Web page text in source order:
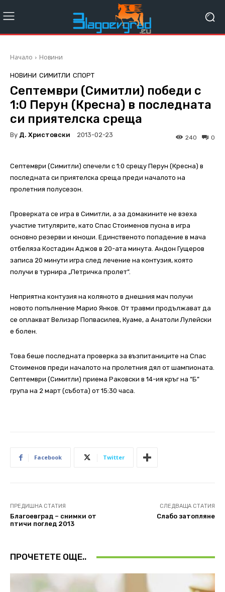
Начало Новини
НОВИНИ СИМИТЛИ СПОРТ
Септември (Симитли) победи с
1:0 Перун (Кресна) в последната
си приятелска среща
By Д. Христовски 2013-02-23 0
240
Септември (Симитли) спечели с 1:0 срещу Перун (Кресна) в
последната си приятелска среща преди началото на
пролетния полусезон.
Проверката се игра в Симитли, а за домакините не взеха
участие титулярите, като Спас Стоименов пусна в игра
основно резерви и юноши. Единственото попадение в мача
отбеляза Костадин Аджов в 20-ата минута. Андон Гущеров
записа 20 минути игра след лечение на контузия, която
получи в турнира „Петричка пролет”.
Неприятна контузия на коляното в днешния мач получи
новото попълнение Марио Янков. От травми продължават да
се оплакват Велизар Попвасилев, Куаме, а Анатоли Лулейски
е болен.
Това беше последната проверка за възпитаниците на Спас
Стоименов преди началото на пролетния дял от шампионата.
Септември (Симитли) приема Раковски в 14-ия кръг на “Б”
група на 2 март (събота) от 15:30 часа.
Facebook Twitter
ПРЕДИШНА СТАТИЯ
Благоевград – снимки от
птичи поглед 2013
СЛЕДВАЩА СТАТИЯ
Слабо затопляне
ПРОЧЕТЕТЕ ОЩЕ..